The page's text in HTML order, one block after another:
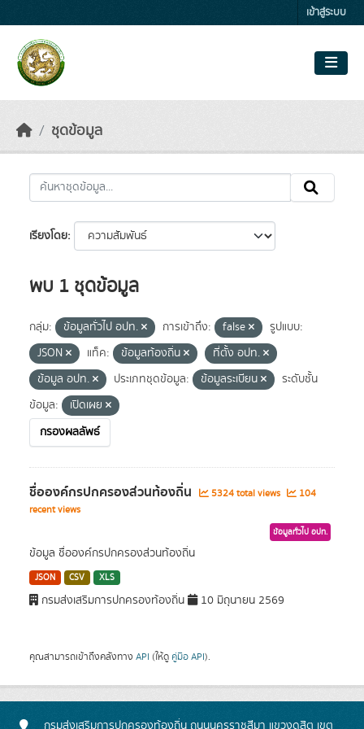
เข้าสู่ระบบ
ชุดข้อมูล
เรียงโดย
พบ 1 ชุดข้อมูล
กลุ่ม: ข้อมูลทั่วไป อปท. การเข้าถึง: false
รูปแบบ:
JSON
แท็ค: ข้อมูลท้องถิ่น
ที่ตั้ง อปท.
ข้อมูล อปท.
ประเภทชุดข้อมูล: ข้อมูลระเบียน
ระดับชั้น
ข้อมูล:
เปิดเผย
กรองผลลัพธ์
ชื่อองค์กรปกครองส่วนท้องถิ่น 5324 total views
104
recent views
ข้อมูลทั่วไป อปท.
ข้อมูล ชื่อองค์กรปกครองส่วนท้องถิ่น
JSON CSV XLS
กรมส่งเสริมการปกครองท้องถิ่น 10 มิถุนายน 2569
คุณสามารถเข้าถึงคลังทาง API (ให้ดู คู่มือ API).
กรมส่งเสริมการปกครองท้องถิ่น ถนนนครราชสีมา แขวงดุสิต เขต